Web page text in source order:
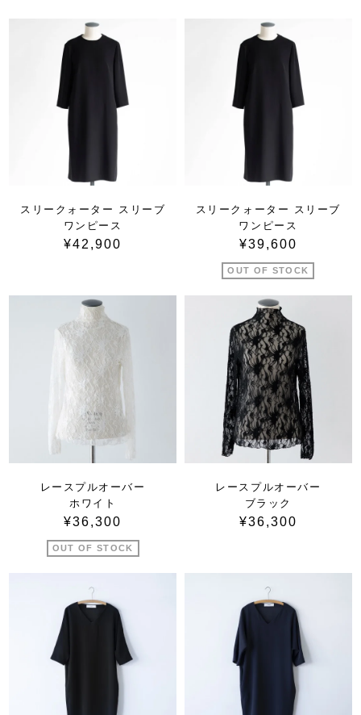
スリークォーター スリーブ
ワンピース
¥42,900
スリークォーター スリーブ
ワンピース
¥39,600
OUT OF STOCK
レースプルオーバー
ホワイト
¥36,300
OUT OF STOCK
レースプルオーバー
ブラック
¥36,300